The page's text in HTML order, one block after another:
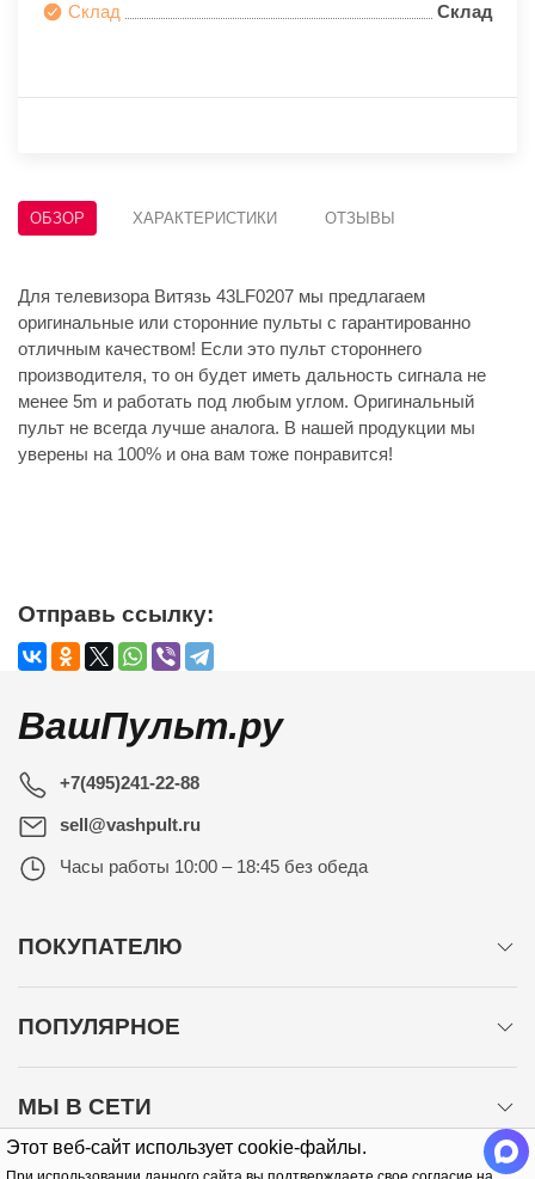
Этот веб-сайт использует cookie-файлы.
Склад Склад
ОБЗОР ХАРАКТЕРИСТИКИ ОТЗЫВЫ
Для телевизора Витязь 43LF0207 мы предлагаем
оригинальные или сторонние пульты с гарантированно
отличным качеством! Если это пульт стороннего
производителя, то он будет иметь дальность сигнала не
менее 5m и работать под любым углом. Оригинальный
пульт не всегда лучше аналога. В нашей продукции мы
уверены на 100% и она вам тоже понравится!
Отправь ссылку:
ВашПульт.ру
+7(495)241-22-88
sell@vashpult.ru
Часы работы 10:00 – 18:45 без обеда
ПОКУПАТЕЛЮ
ПОПУЛЯРНОЕ
МЫ В СЕТИ